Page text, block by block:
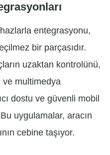
entegrasyonu,
bir parçasıdır.
uzaktan kontrolünü,
ve multimedya
dostu ve güvenli mobil
uygulamalar, aracın
cebine taşıyor.